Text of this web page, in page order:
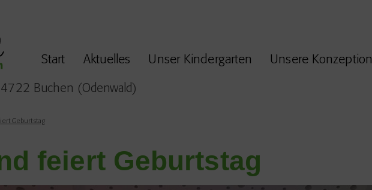
Start Aktuelles Unser Kindergarten Unsere Konzeption
Geburtstag
feiert Geburtstag